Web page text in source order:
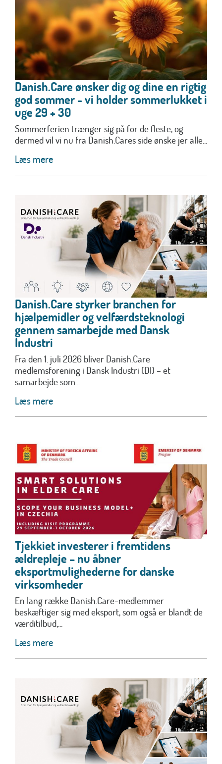
Danish.Care ønsker dig og dine en rigtig
god sommer - vi holder sommerlukket i
uge 29 + 30
Sommerferien trænger sig på for de fleste, og
dermed vil vi nu fra Danish.Cares side ønske jer alle...
Læs mere
Danish.Care styrker branchen for
hjælpemidler og velfærdsteknologi
gennem samarbejde med Dansk
Industri
Fra den 1. juli 2026 bliver Danish.Care
medlemsforening i Dansk Industri (DI) – et
samarbejde som...
Læs mere
Tjekkiet investerer i fremtidens
ældrepleje – nu åbner
eksportmulighederne for danske
virksomheder
En lang række Danish.Care-medlemmer
beskæftiger sig med eksport, som også er blandt de
værditilbud,...
Læs mere